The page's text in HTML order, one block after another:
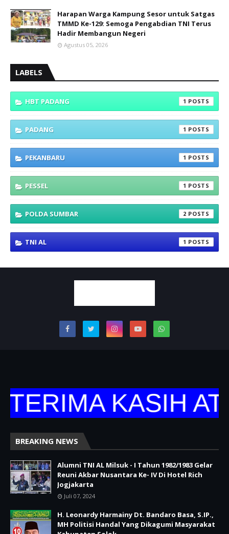
Harapan Warga Kampung Sesor untuk Satgas
TMMD Ke-129: Semoga Pengabdian TNI Terus
Hadir Membangun Negeri
Agustus 05, 2026
LABELS
HBT PADANG 1
PADANG 1
PEKANBARU 1
PESSEL 1
POLDA SUMBAR 2
TNI AL 1
KASIH
BREAKING NEWS
Alumni TNI AL Milsuk - I Tahun 1982/1983 Gelar
Reuni Akbar Nusantara Ke- IV Di Hotel Rich
Jogjakarta
Juli 07, 2024
H. Leonardy Harmainy Dt. Bandaro Basa, S.IP.,
MH Politisi Handal Yang Dikagumi Masyarakat